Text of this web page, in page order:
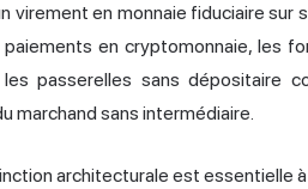
virement en monnaie fiduciaire sur
paiements en cryptomonnaie, les
passerelles sans dépositaire
marchand sans intermédiaire.
architecturale est essentielle